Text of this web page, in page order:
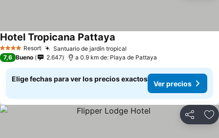
4 EstrellasResort Santuario de jardín tropical
Hotel Tropicana Pattaya
7,6 Bueno 2.647 a 0.9 km de: Playa de Pattaya
Elige fechas para ver los precios exactos
Ver precios
Compartir